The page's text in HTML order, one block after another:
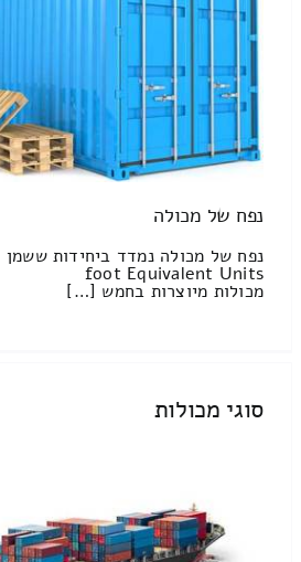
נפח של מכולה
foot Equivalent Units
מכולות מיוצרות בחמש […]
סוגי מכולות